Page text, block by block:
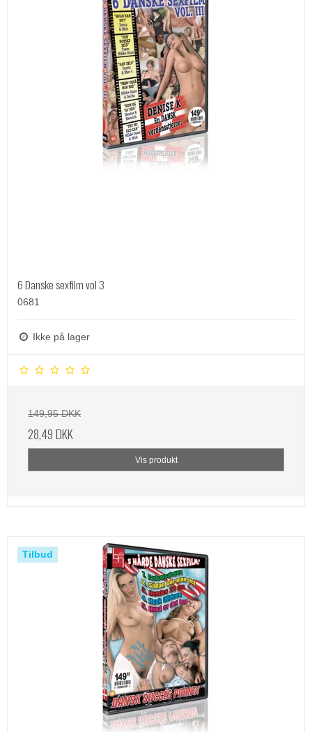
6 Danske sexfilm vol 3
0681
Ikke på lager
149,95 DKK
28,49 DKK
Vis produkt
Tilbud